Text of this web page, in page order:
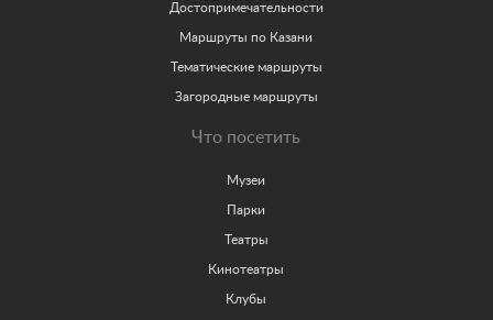
Достопримечательности
Маршруты по Казани
Тематические маршруты
Загородные маршруты
Что посетить
Музеи
Парки
Театры
Кинотеатры
Клубы